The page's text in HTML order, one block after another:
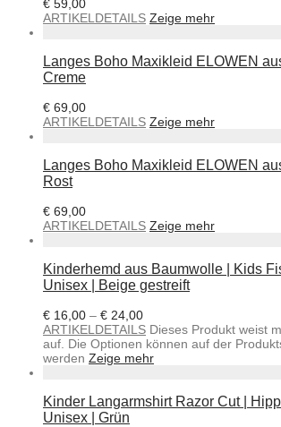
€ 59,00
ARTIKELDETAILS Zeige mehr
Langes Boho Maxikleid ELOWEN
Creme
€ 69,00
ARTIKELDETAILS Zeige mehr
Langes Boho Maxikleid ELOWEN
Rost
€ 69,00
ARTIKELDETAILS Zeige mehr
Kinderhemd aus Baumwolle | Kids
Unisex | Beige gestreift
€ 16,00 – € 24,00
ARTIKELDETAILS Dieses Produkt weist
auf. Die Optionen können auf der
werden Zeige mehr
Kinder Langarmshirt Razor Cut |
Unisex | Grün